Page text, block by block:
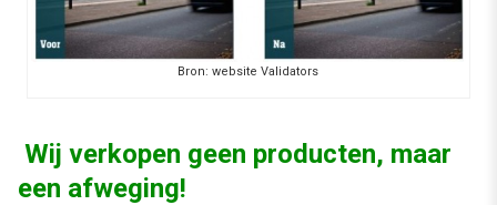
Bron: website Validators
Wij verkopen geen producten, maar
een afweging!